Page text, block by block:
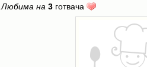
Любима на 3 готвача